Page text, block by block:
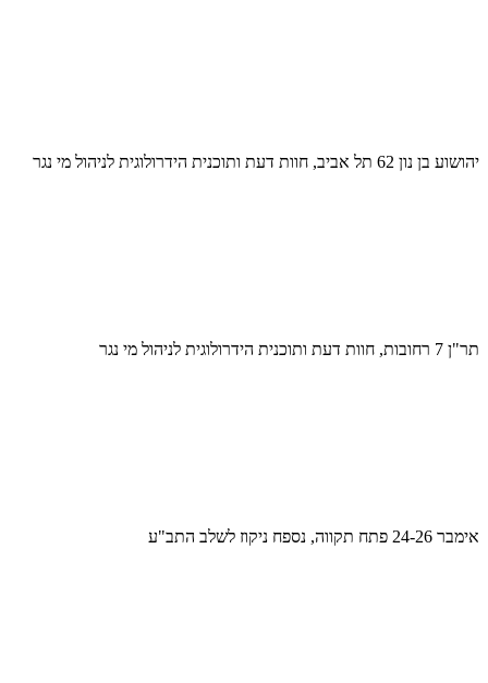
יהושוע בן נון 62 תל אביב, חוות דעת ותוכנית הידרולוגית לניהול מי נגר
תר"ן 7 רחובות, חוות דעת ותוכנית הידרולוגית לניהול מי נגר
אימבר 24-26 פתח תקווה, נספח ניקוז לשלב התב"ע